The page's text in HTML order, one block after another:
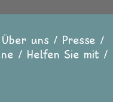
Über uns
Presse
Helfen Sie mit